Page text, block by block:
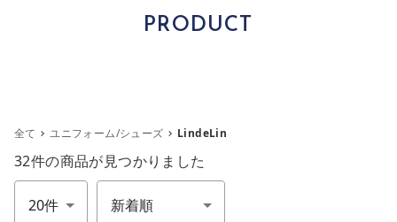
PRODUCT
全て ユニフォーム/シューズ LindeLin
32件の商品が見つかりました
件数 並び順